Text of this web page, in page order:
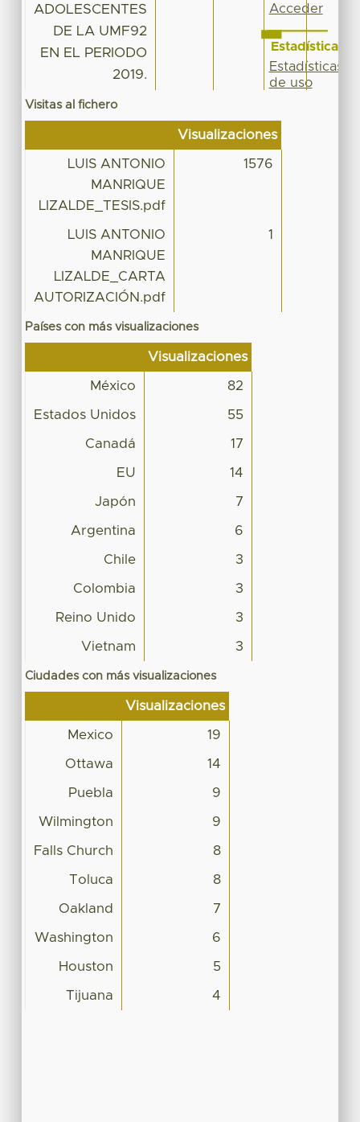
ADOLESCENTES
DE LA UMF92
EN EL PERIODO
2019.
Visitas al fichero
Visualizaciones
LUIS ANTONIO
MANRIQUE
LIZALDE_TESIS.pdf
1576
LUIS ANTONIO
MANRIQUE
LIZALDE_CARTA
AUTORIZACIÓN.pdf
1
Países con más visualizaciones
Visualizaciones
México 82
Estados Unidos 55
Canadá 17
EU 14
Japón 7
Argentina 6
Chile 3
Colombia 3
Reino Unido 3
Vietnam 3
Ciudades con más visualizaciones
Visualizaciones
Mexico 19
Ottawa 14
Puebla 9
Wilmington 9
Falls Church 8
Toluca 8
Oakland 7
Washington 6
Houston 5
Tijuana 4
Acceder
Estadísticas
Estadísticas
de uso